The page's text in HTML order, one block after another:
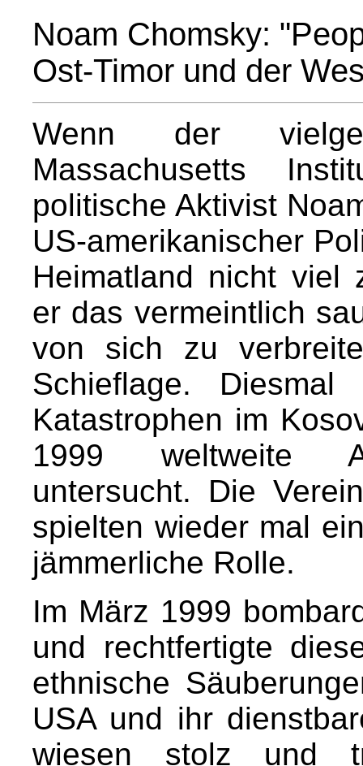
Noam Chomsky:
Ost-Timor und der
Wenn der
Massachusetts
politische Aktivist
US-amerikanischer
Heimatland nicht viel
er das vermeintlich
von sich zu
Schieflage.
Katastrophen im
1999 weltweite
untersucht. Die
spielten wieder mal
jämmerliche Rolle.
Im März 1999
und rechtfertigte
ethnische
USA und ihr
wiesen stolz und